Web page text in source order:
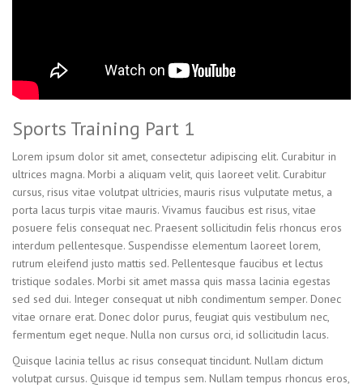
Sports Training Part 1
Lorem ipsum dolor sit amet, consectetur adipiscing elit. Curabitur in
ultrices magna. Morbi a aliquam velit, quis laoreet velit. Curabitur
cursus, risus vitae volutpat ultricies, mauris risus vulputate metus, a
porta lacus turpis vitae mauris. Vivamus faucibus est risus, vitae
posuere felis consequat nec. Praesent sollicitudin felis rhoncus eros
interdum pellentesque. Suspendisse elementum laoreet lorem,
rutrum eleifend justo mattis sed. Pellentesque faucibus et lectus
tristique sodales. Morbi sit amet massa quis massa lacinia egestas
sed sed dui. Integer consequat ut nibh condimentum semper. Donec
vitae ornare erat. Donec dolor purus, feugiat quis vestibulum nec,
fermentum eget neque. Nulla non cursus orci, id sollicitudin lacus.
Quisque lacinia tellus ac risus consequat tincidunt. Nullam dictum
volutpat cursus. Quisque id tempus sem. Nullam tempus rhoncus eros,